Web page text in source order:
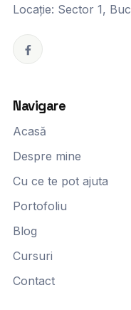
Locație: Sector 1,
F
e
b
o
k
Navigare
Acasă
Despre mine
Cu ce te pot ajuta
Portofoliu
Blog
Cursuri
Contact